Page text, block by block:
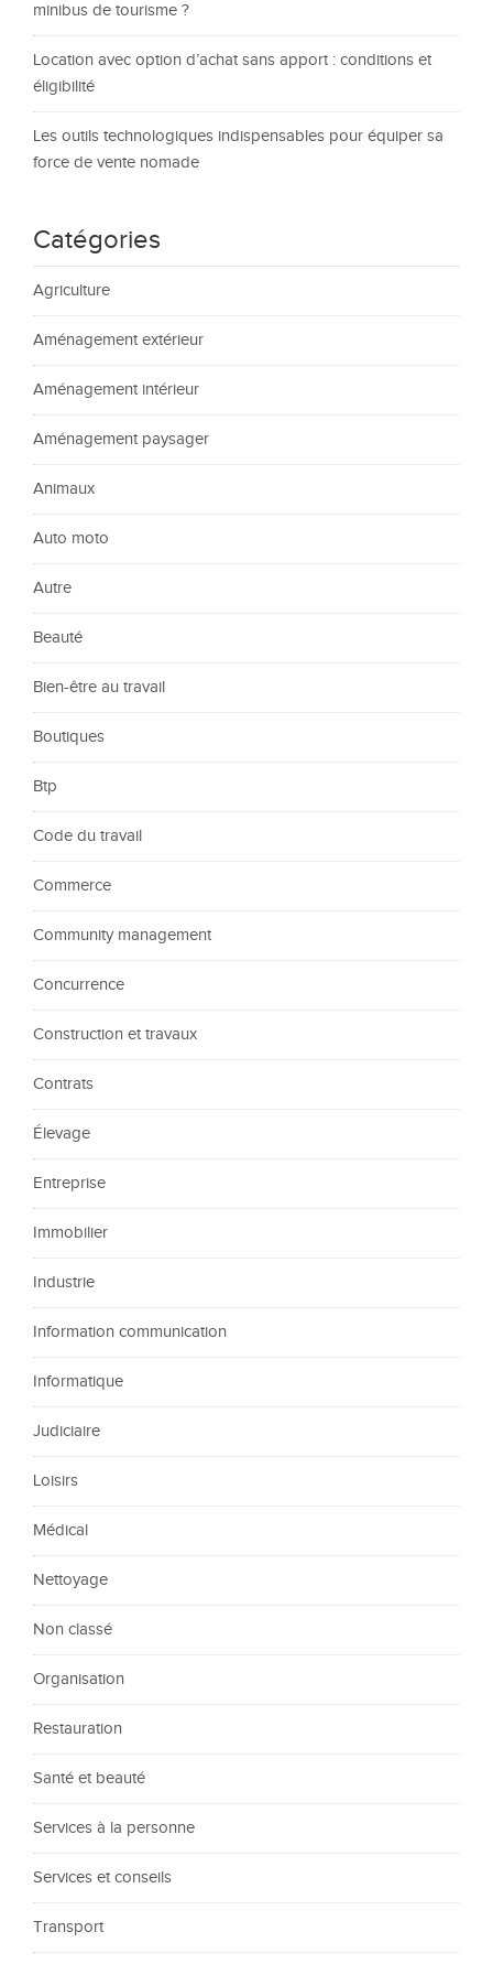
minibus de tourisme ?
Location avec option d’achat sans apport : conditions et
éligibilité
Les outils technologiques indispensables pour équiper sa
force de vente nomade
Catégories
Agriculture
Aménagement extérieur
Aménagement intérieur
Aménagement paysager
Animaux
Auto moto
Autre
Beauté
Bien-être au travail
Boutiques
Btp
Code du travail
Commerce
Community management
Concurrence
Construction et travaux
Contrats
Élevage
Entreprise
Immobilier
Industrie
Information communication
Informatique
Judiciaire
Loisirs
Médical
Nettoyage
Non classé
Organisation
Restauration
Santé et beauté
Services à la personne
Services et conseils
Transport